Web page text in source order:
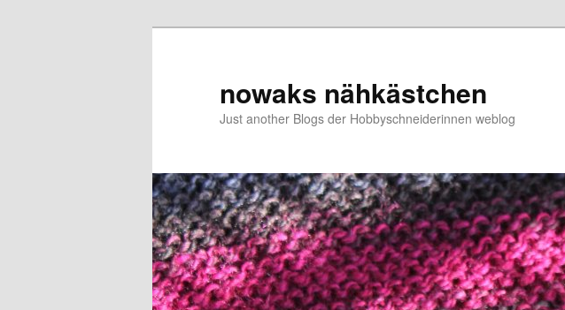
nowaks nähkästchen
Just another Blogs der Hobbyschneiderinnen weblog